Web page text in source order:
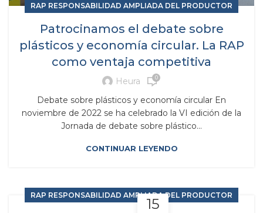
RAP RESPONSABILIDAD AMPLIADA DEL PRODUCTOR
Patrocinamos el debate sobre
plásticos y economía circular. La RAP
como ventaja competitiva
Heura 0
Debate sobre plásticos y economía circular En
noviembre de 2022 se ha celebrado la VI edición de la
Jornada de debate sobre plástico...
CONTINUAR LEYENDO
15
RAP RESPONSABILIDAD AMPLIADA DEL PRODUCTOR